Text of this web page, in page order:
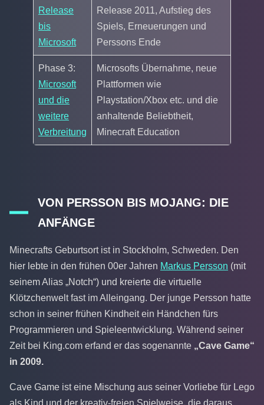
Release
bis
Microsoft
Release 2011, Aufstieg des
Spiels, Erneuerungen und
Perssons Ende
Phase 3:
Microsoft
und die
weitere
Verbreitung
Microsofts Übernahme, neue
Plattformen wie
Playstation/Xbox etc. und die
anhaltende Beliebtheit,
Minecraft Education
VON PERSSON BIS MOJANG: DIE
ANFÄNGE
Minecrafts Geburtsort ist in Stockholm, Schweden. Den
hier lebte in den frühen 00er Jahren Markus Persson (mit
seinem Alias „Notch“) und kreierte die virtuelle
Klötzchenwelt fast im Alleingang. Der junge Persson hatte
schon in seiner frühen Kindheit ein Händchen fürs
Programmieren und Spieleentwicklung. Während seiner
Zeit bei King.com erfand er das sogenannte „Cave Game“
in 2009.
Cave Game ist eine Mischung aus seiner Vorliebe für Lego